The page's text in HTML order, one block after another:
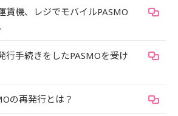
賃機、レジでモバイルPASMO
行手続きをしたPASMOを受け
の再発行とは？